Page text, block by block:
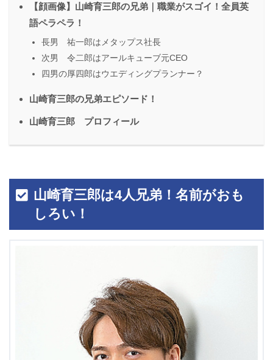
【顔画像】山崎育三郎の兄弟｜職業がスゴイ！全員英
語ペラペラ！
長男 祐一郎はメタップス社長
次男 令二郎はアールキューブ元CEO
四男の厚四郎はウエディングプランナー？
山崎育三郎の兄弟エピソード！
山崎育三郎 プロフィール
山崎育三郎は4人兄弟！名前がおも
しろい！